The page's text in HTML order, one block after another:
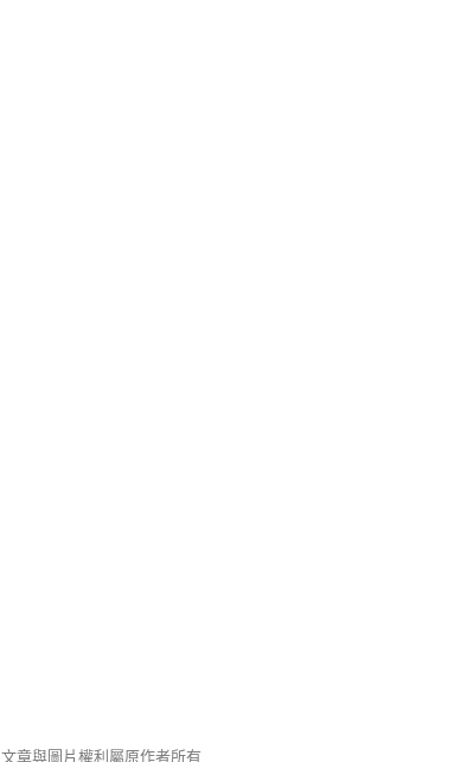
文章與圖片權利屬原作者所有